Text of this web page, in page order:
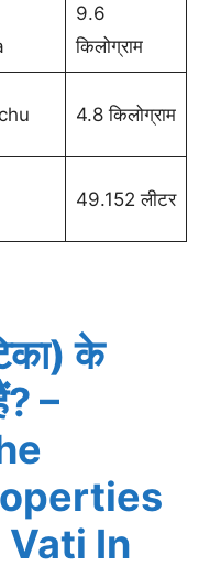
9.6
किलोग्राम
4.8 किलोग्राम
49.152 लीटर
के
–
In